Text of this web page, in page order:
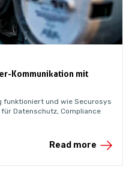
Kommunikation mit
funktioniert und wie Securosys
Datenschutz, Compliance
Read more